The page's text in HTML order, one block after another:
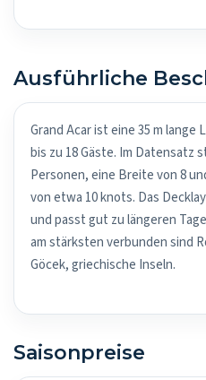
Ausführliche
Grand Acar ist eine 35 m lange
bis zu 18 Gäste. Im Datensatz
Personen, eine Breite von 8
von etwa 10 knots. Das
und passt gut zu längeren
am stärksten verbunden sind
Göcek, griechische Inseln.
Saisonpreise